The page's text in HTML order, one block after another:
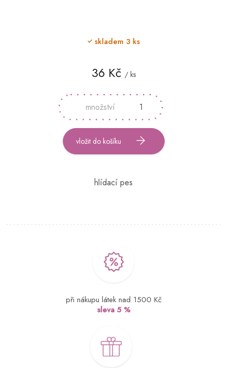
36 Kč / ks
cena:
skladem 3 ks
vložit do košíku
při nákupu látek nad 1500 Kč
sleva 5 %